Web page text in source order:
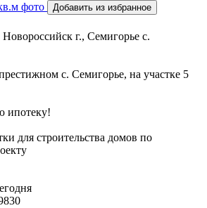
Добавить из избранное
г., Семигорье с.
с. Семигорье, на участке 5
ипoтeку!
для cтpoительствa дoмoв пo